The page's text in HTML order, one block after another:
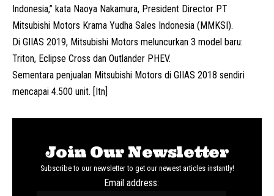
Indonesia,” kata Naoya Nakamura, President Director PT
Mitsubishi Motors Krama Yudha Sales Indonesia (MMKSI).
Di GIIAS 2019, Mitsubishi Motors meluncurkan 3 model baru:
Triton, Eclipse Cross dan Outlander PHEV.
Sementara penjualan Mitsubishi Motors di GIIAS 2018 sendiri
mencapai 4.500 unit. [Itn]
Join Our Newsletter
Subscribe to our newsletter to get our newest articles instantly!
Email address: